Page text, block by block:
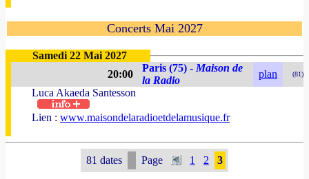
Concerts Mai 2027
Samedi 22 Mai 2027
20:00
Paris (75) - Maison de
la Radio
plan (81)
Luca Akaeda Santesson
Lien : www.maisondelaradioetdelamusique.fr
81 dates Page 1 2 3